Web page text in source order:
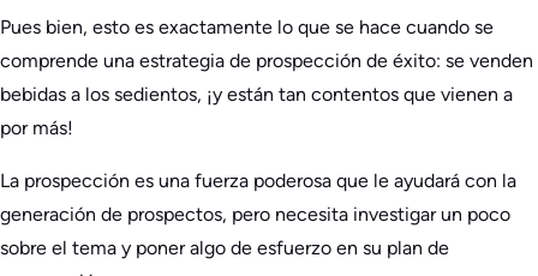
Pues bien, esto es exactamente lo que se hace cuando se
comprende una estrategia de prospección de éxito: se venden
bebidas a los sedientos, ¡y están tan contentos que vienen a
por más!
La prospección es una fuerza poderosa que le ayudará con la
generación de prospectos, pero necesita investigar un poco
sobre el tema y poner algo de esfuerzo en su plan de